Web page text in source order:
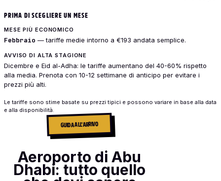
PRIMA DI SCEGLIERE UN MESE
MESE PIÙ ECONOMICO
Febbraio — tariffe medie intorno a €193 andata semplice.
AVVISO DI ALTA STAGIONE
Dicembre e Eid al-Adha: le tariffe aumentano del 40-60% rispetto
alla media. Prenota con 10-12 settimane di anticipo per evitare i
prezzi più alti.
Le tariffe sono stime basate su prezzi tipici e possono variare in base alla data
e alla disponibilità.
GUIDA ALL'ARRIVO
Aeroporto di Abu
Dhabi: tutto quello